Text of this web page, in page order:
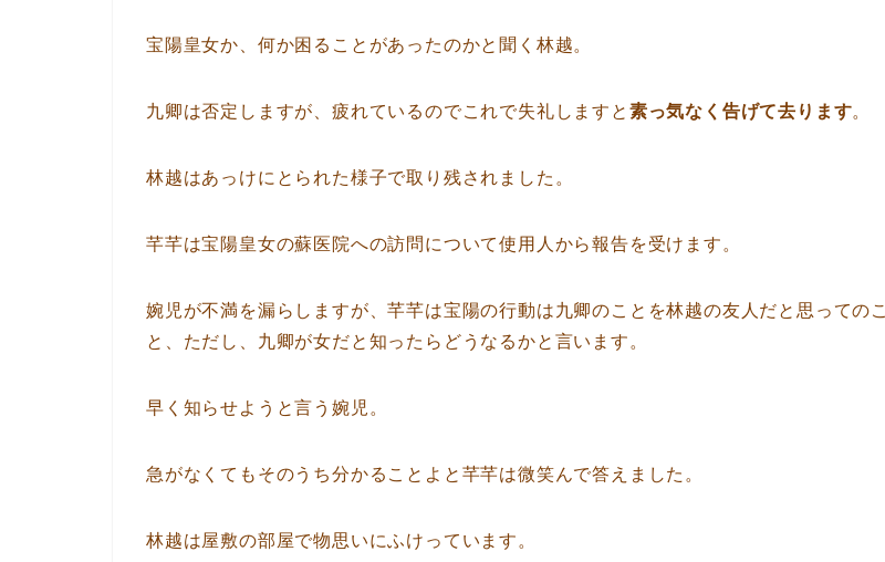
宝陽皇女か、何か困ることがあったのかと聞く林越。
九卿は否定しますが、疲れているのでこれで失礼しますと 素っ気なく告げて去ります。
林越はあっけにとられた様子で取り残されました。
芊芊は宝陽皇女の蘇医院への訪問について使用人から報告を受けます。
婉児が不満を漏らしますが、芊芊は宝陽の行動は九卿のことを林越の友人だと思ってのこ
と、ただし、九卿が女だと知ったらどうなるかと言います。
早く知らせようと言う婉児。
急がなくてもそのうち分かることよと芊芊は微笑んで答えました。
林越は屋敷の部屋で物思いにふけっています。